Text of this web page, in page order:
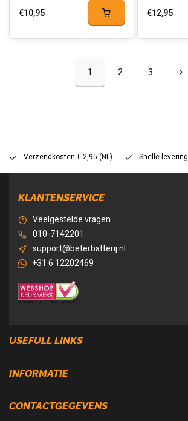
€10,95 €12,95
1 2 3
Verzendkosten € 2,95 (NL) Snelle levering
KLANTENSERVICE
Veelgestelde vragen
010-7142201
support@beterbatterij.nl
+31 6 12202469
USEFULL LINKS
INFORMATIE
CONTACTGEGEVENS